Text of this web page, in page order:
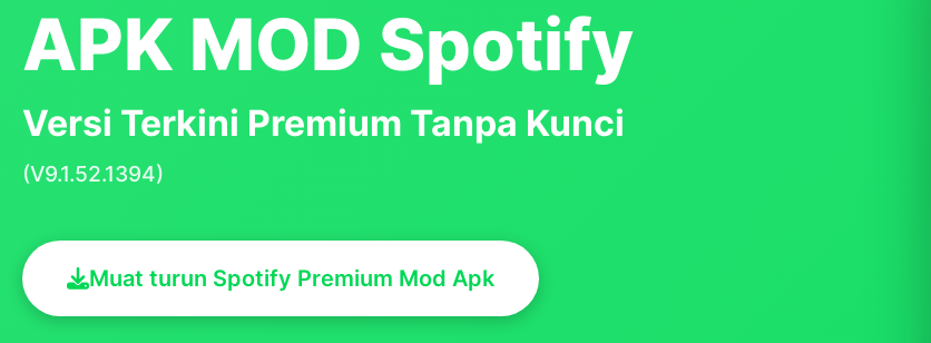
APK MOD Spotify
Versi Terkini Premium Tanpa Kunci
(V9.1.52.1394)
Muat turun Spotify Premium Mod Apk